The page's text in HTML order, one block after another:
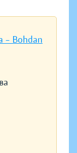
– Bohdan